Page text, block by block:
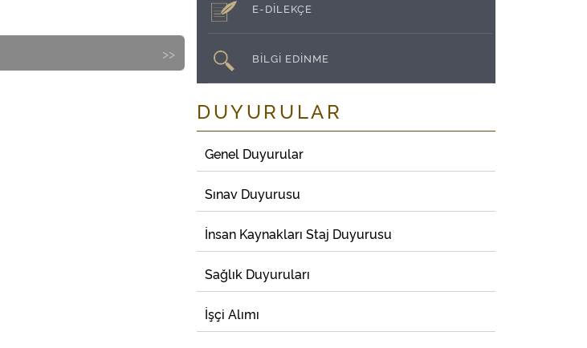
>>
E-DİLEKÇE
BİLGİ EDİNME
DUYURULAR
Genel Duyurular
Sınav Duyurusu
İnsan Kaynakları Staj Duyurusu
Sağlık Duyuruları
İşçi Alımı